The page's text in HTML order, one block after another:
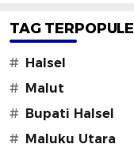
TAG
#
Halsel
#
Malut
#
Bupati Halsel
#
Maluku Utara